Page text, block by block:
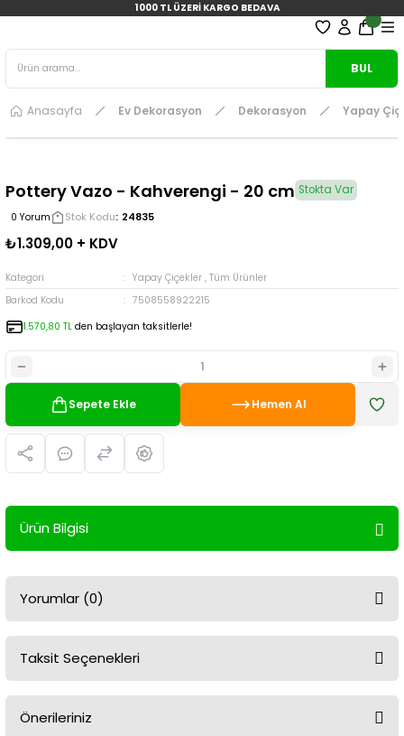
1000 TL ÜZERİ KARGO BEDAVA
BUL
Anasayfa Ev Dekorasyon Dekorasyon Yapay
Pottery Vazo - Kahverengi - 20 cm Stokta Var
0 Yorum Stok Kodu 24835
₺1.309,00 + KDV
Kategori Yapay Çiçekler , Tüm Ürünler
Barkod Kodu
7508558922215
1.570,80 TL den başlayan taksitlerle!
Sepete Ekle Hemen Al
Ürün Bilgisi
Yorumlar (0)
Taksit Seçenekleri
Önerileriniz